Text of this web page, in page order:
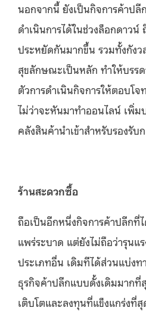
นอกจากนี้ ยังเป็นกิจการค้าป
ดำเนินการได้ในช่วงล็อกดาว
ประหยัดกันมากขึ้น รวมทั้งกัง
สุขลักษณะเป็นหลัก ทำให้บรรด
ตัวการดำเนินกิจการให้ตอบโจ
ไม่ว่าจะหันมาทำออนไลน์ เพิ่ม
คลังสินค้านำเข้าสำหรับรองรั
ร้านสะดวกซื้อ
ถือเป็นอีกหนึ่งกิจการค้าปลีกที่
แพร่ระบาด แต่ยังไม่ถือว่ารุนแ
ประเภทอื่น เดิมทีได้ส่วนแบ่งท
ธุรกิจค้าปลีกแบบดั้งเดิมมากที่
เติบโตและลงทุนที่แข็งแกร่งที่สุ